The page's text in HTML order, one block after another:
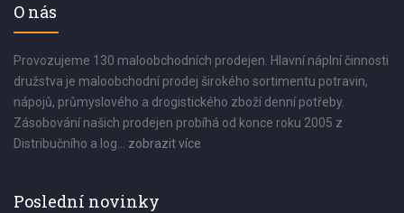
O nás
Provozujeme 130 maloobchodních prodejen. Hlavní náplní činnosti
družstva je maloobchodní prodej širokého sortimentu potravin,
nápojů, průmyslového a drogistického zboží denní potřeby.
Zásobování našich prodejen probíhá od konce roku 2005 z
Distribučního a log... zobrazit více
Poslední novinky